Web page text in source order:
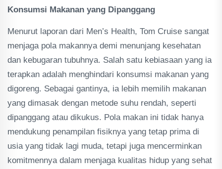
Konsumsi Makanan yang Dipanggang
Menurut laporan dari Men’s Health, Tom Cruise sangat
menjaga pola makannya demi menunjang kesehatan
dan kebugaran tubuhnya. Salah satu kebiasaan yang ia
terapkan adalah menghindari konsumsi makanan yang
digoreng. Sebagai gantinya, ia lebih memilih makanan
yang dimasak dengan metode suhu rendah, seperti
dipanggang atau dikukus. Pola makan ini tidak hanya
mendukung penampilan fisiknya yang tetap prima di
usia yang tidak lagi muda, tetapi juga mencerminkan
komitmennya dalam menjaga kualitas hidup yang sehat